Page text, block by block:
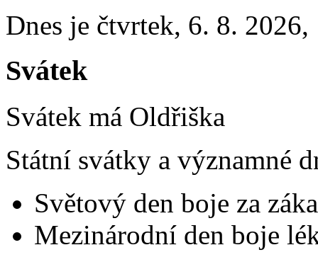
Dnes je čtvrtek, 6. 8. 2026,
Svátek
Svátek má Oldřiška
Státní svátky a významné
Světový den boje za
Mezinárodní den boje